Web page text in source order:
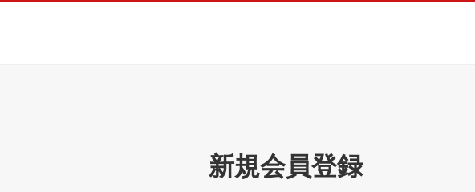
新規会員登録